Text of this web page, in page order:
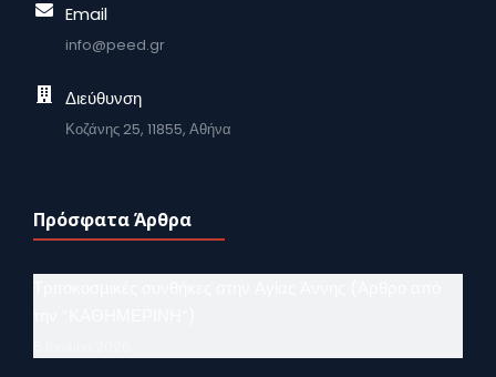
Email
info@peed.gr
Διεύθυνση
Κοζάνης 25, 11855, Αθήνα
Πρόσφατα Άρθρα